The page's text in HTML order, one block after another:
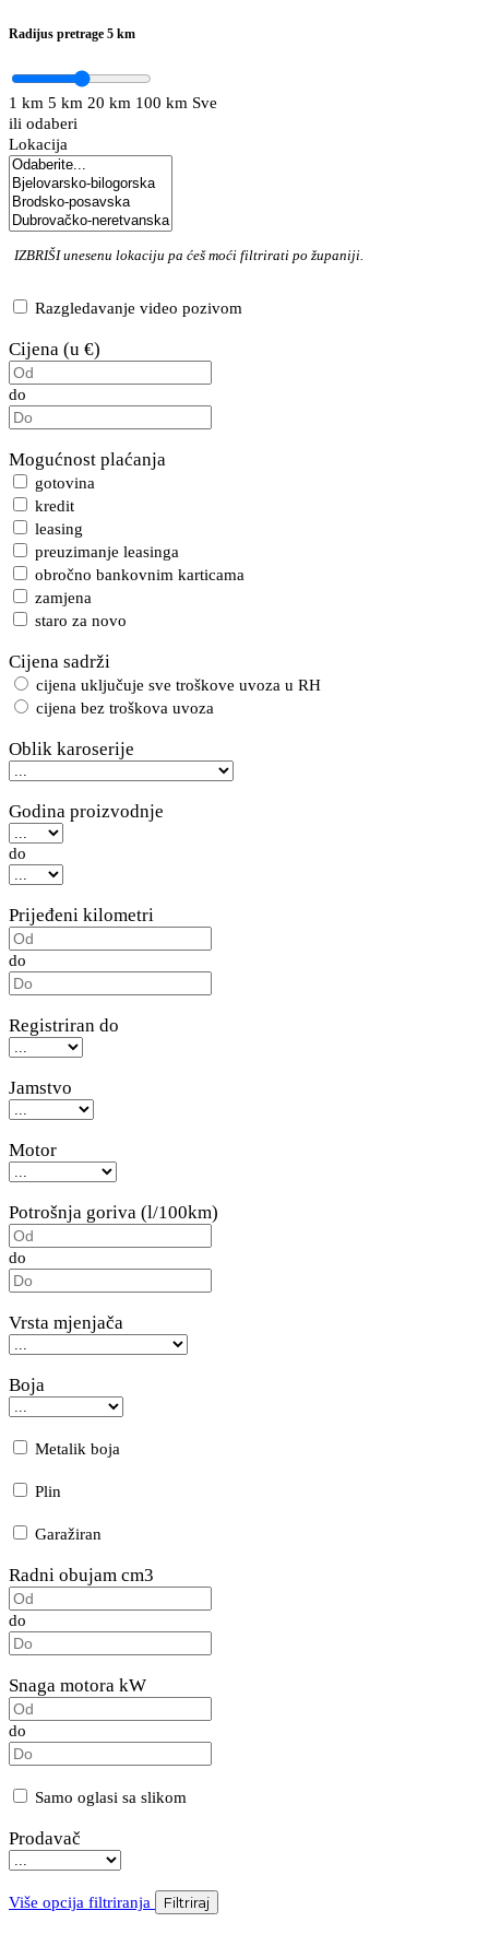
Radijus pretrage 5 km
1 km 5 km 20 km 100 km Sve
ili odaberi
Lokacija
IZBRIŠIunesenu lokaciju pa ćeš moći filtrirati po županiji.
Razgledavanje video pozivom
Cijena (u €)
do
Mogućnost plaćanja
gotovina
kredit
leasing
preuzimanje leasinga
obročno bankovnim karticama
zamjena
staro za novo
Cijena sadrži
cijena uključuje sve troškove uvoza u RH
cijena bez troškova uvoza
Oblik karoserije
Godina proizvodnje
do
Prijeđeni kilometri
do
Registriran do
Jamstvo
Motor
Potrošnja goriva (l/100km)
do
Vrsta mjenjača
Boja
Metalik boja
Plin
Garažiran
Radni obujam cm3
do
Snaga motora kW
do
Samo oglasi sa slikom
Prodavač
Više opcija filtriranja Filtriraj